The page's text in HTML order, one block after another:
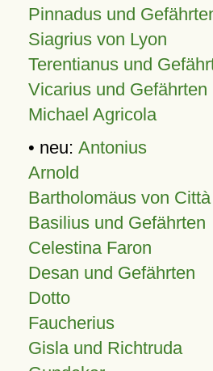
Pinnadus und
Siagrius von Lyon
Terentianus und
Vicarius und Gefährten
Michael Agricola
• neu: Antonius
Arnold
Bartholomäus von
Basilius und Gefährten
Celestina Faron
Desan und Gefährten
Dotto
Faucherius
Gisla und Richtruda